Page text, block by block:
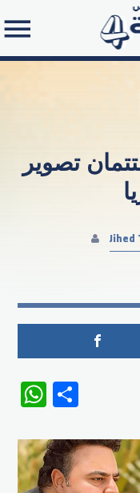
تصوير
Jihed
WhatsApp